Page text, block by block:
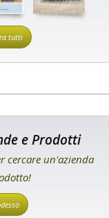
tutti
e Prodotti
cercare un'azienda